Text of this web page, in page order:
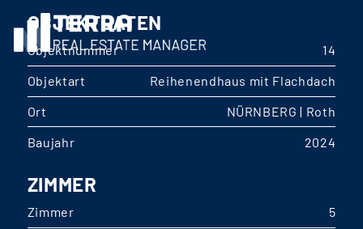
OBJEKTDATEN
Objektnummer
14
Objektart
Reihenendhaus mit Flachdach
Ort
NÜRNBERG | Roth
Baujahr
2024
ZIMMER
Zimmer
5